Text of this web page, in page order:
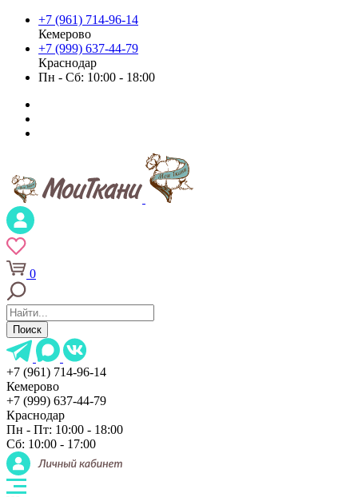
+7 (961) 714-96-14
Кемерово
+7 (999) 637-44-79
Краснодар
Пн - Сб: 10:00 - 18:00
0
Поиск
+7 (961) 714-96-14
Кемерово
+7 (999) 637-44-79
Краснодар
Пн - Пт: 10:00 - 18:00
Сб: 10:00 - 17:00